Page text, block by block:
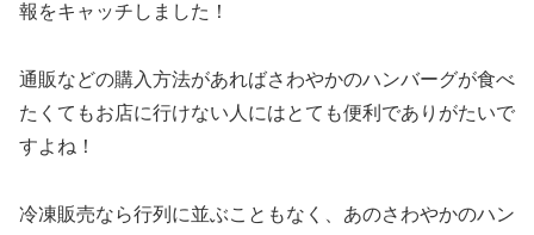
報をキャッチしました！
通販などの購入方法があればさわやかのハンバーグが食べ
たくてもお店に行けない人にはとても便利でありがたいで
すよね！
冷凍販売なら行列に並ぶこともなく、あのさわやかのハン